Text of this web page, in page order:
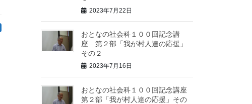
2023年7月22日
おとなの社会科１００回記念講
座 第２部「我が村人達の応援」
その２
2023年7月16日
おとなの社会科１００回記念講座
第２部「我が村人達の応援」その